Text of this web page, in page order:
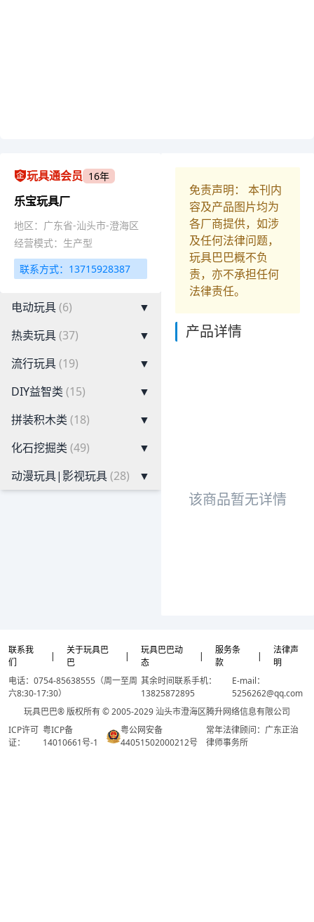
玩具通会员 16年
乐宝玩具厂
地区：广东省-汕头市-澄海区
经营模式：生产型
联系方式：13715928387
电动玩具(6)
▼
热卖玩具(37)
▼
流行玩具(19)
▼
DIY益智类 (15)
▼
拼装积木类 (18)
▼
化石挖掘类 (49)
▼
动漫玩具|影视玩具(28) ▼
免责声明： 本刊内
容及产品图片均为
各厂商提供，如涉
及任何法律问题，
玩具巴巴概不负
责，亦不承担任何
法律责任。
产品详情
该商品暂无详情
联系我
们
|
关于玩具巴
巴
|
玩具巴巴动
态
|
服务条
款
|
法律声
明
电话：0754-85638555（周一至周
六8:30-17:30）
其余时间联系手机：
13825872895
E-mail：
5256262@qq.com
玩具巴巴® 版权所有 © 2005-2029 汕头市澄海区腾升网络信息有限公司
ICP许可
证：
粤ICP备
14010661号-1
粤公网安备
44051502000212号
常年法律顾问：广东正治
律师事务所